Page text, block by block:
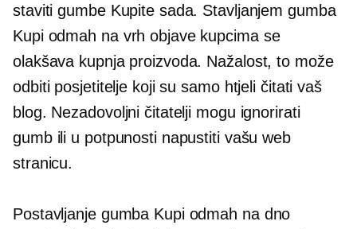
staviti gumbe Kupite sada. Stavljanjem gumba
Kupi odmah na vrh objave kupcima se
olakšava kupnja proizvoda. Nažalost, to može
odbiti posjetitelje koji su samo htjeli čitati vaš
blog. Nezadovoljni čitatelji mogu ignorirati
gumb ili u potpunosti napustiti vašu web
stranicu.
Postavljanje gumba Kupi odmah na dno